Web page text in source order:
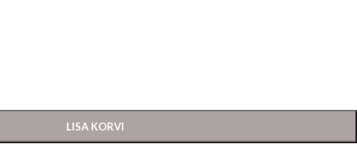
LISA KORVI